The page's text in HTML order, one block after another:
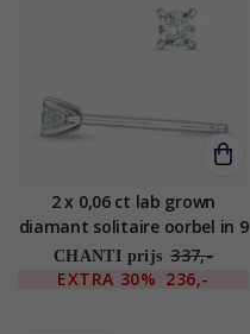
2 x 0,06 ct lab grown
diamant solitaire oorbel in 9
karaat witgoud met lab
grown diamant
CHANTI prijs 337,-
EXTRA 30% 236,-